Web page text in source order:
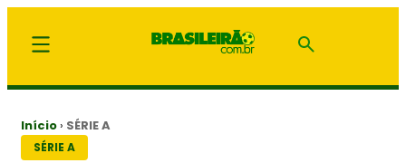
Início › SÉRIE A
SÉRIE A